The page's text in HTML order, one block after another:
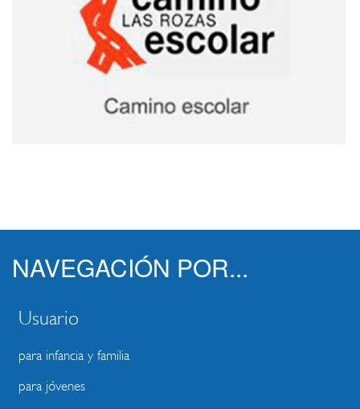
NAVEGACIÓN POR...
Usuario
para infancia y familia
para jóvenes